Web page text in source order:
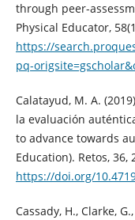
through peer-
Physical Educator,
https://
pq-
Calatayud, M. A.
la evaluación
to advance towards
Education). Retos, 36,
https://doi.org/
Cassady, H., Clarke,